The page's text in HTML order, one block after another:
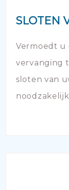
SLOTEN
Vermoedt u
vervanging
sloten van